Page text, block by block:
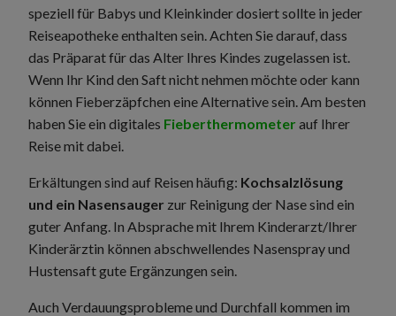
speziell für Babys und Kleinkinder dosiert sollte in jeder
Reiseapotheke enthalten sein. Achten Sie darauf, dass
das Präparat für das Alter Ihres Kindes zugelassen ist.
Wenn Ihr Kind den Saft nicht nehmen möchte oder kann
können Fieberzäpfchen eine Alternative sein. Am besten
haben Sie ein digitales Fieberthermometer auf Ihrer
Reise mit dabei.
Erkältungen sind auf Reisen häufig: Kochsalzlösung
und ein Nasensauger zur Reinigung der Nase sind ein
guter Anfang. In Absprache mit Ihrem Kinderarzt/Ihrer
Kinderärztin können abschwellendes Nasenspray und
Hustensaft gute Ergänzungen sein.
Auch Verdauungsprobleme und Durchfall kommen im